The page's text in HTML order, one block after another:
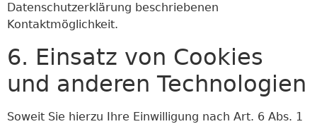
Datenschutzerklärung beschriebenen
Kontaktmöglichkeit.
6. Einsatz von Cookies
und anderen Technologien
Soweit Sie hierzu Ihre Einwilligung nach Art. 6 Abs. 1